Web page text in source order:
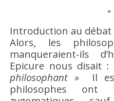
*
Introduction au débat
Alors, les
manqueraient-ils d’
Epicure nous disait :
philosophant »
Il
philosophes ont